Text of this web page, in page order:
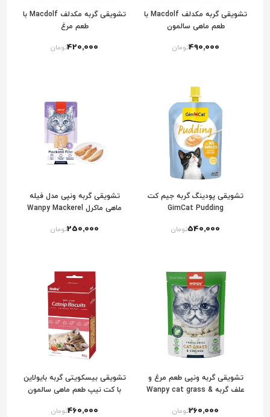
تشویقی گربه مکدلف Macdolf با
طعم ماهی سالمون
490٬000تومان
تشویقی گربه مکدلف Macdolf با
طعم مرغ
420٬000تومان
تشویقی پودینگ گربه جیم کت
GimCat Pudding
540٬000تومان
تشویقی گربه ونپی مدل فیله
ماهی ماکرل Wanpy Mackerel
250٬000تومان
تشویقی گربه ونپی طعم مرغ و
علف گربه Wanpy cat grass &
260٬000تومان
تشویقی بیسکویتی گربه بایولاین
با کت نیپ طعم ماهی سالمون
460٬000تومان